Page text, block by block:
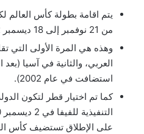
يتم اقامة بطولة كأس العالم
من 21 نوفمبر إلى 18 ديسمبر 2022.
وهذه هي المرة الأولى التي
العربي، والثانية في آسيا (بعد
استضافت في عام 2002).
كما تم اختيار قطر لتكون
على الإطلاق تستضيف كأس